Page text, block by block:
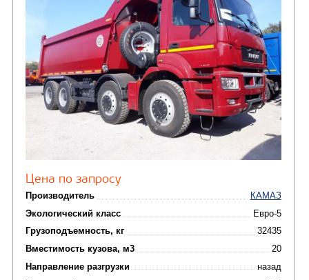
Цена по запросу
Производитель
Экологический класс
Грузоподъемность, кг
Вместимость кузова, м3
Направление разгрузки
Колесная формула
САМОСВАЛ КАМАЗ-6580